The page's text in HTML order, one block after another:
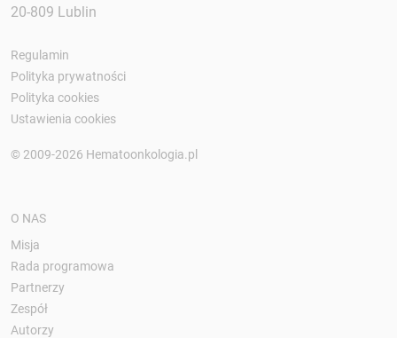
20-809 Lublin
Regulamin
Polityka prywatności
Polityka cookies
Ustawienia cookies
© 2009-2026 Hematoonkologia.pl
O NAS
Misja
Rada programowa
Partnerzy
Zespół
Autorzy